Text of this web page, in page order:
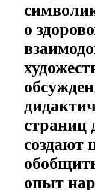
о
страниц
создают
опыт